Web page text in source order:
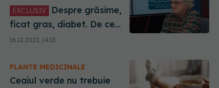
EXCLUSIV
ficat gras, diabet. De ce
mâncarea e otravă. Doru
Negru (SANADOR), la DC
16.12.2022, 14:13
PLANTE MEDICINALE
Ceaiul verde nu trebuie